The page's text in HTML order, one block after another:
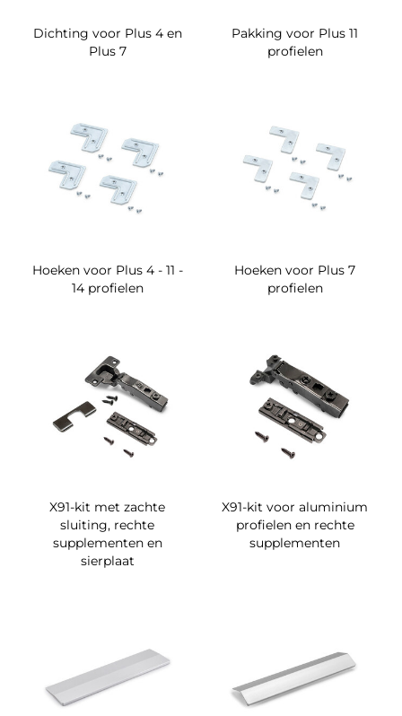
Dichting voor Plus 4 en
Plus 7
Pakking voor Plus 11
profielen
Hoeken voor Plus 4 - 11 -
14 profielen
Hoeken voor Plus 7
profielen
X91-kit met zachte
sluiting, rechte
supplementen en
sierplaat
X91-kit voor aluminium
profielen en rechte
supplementen